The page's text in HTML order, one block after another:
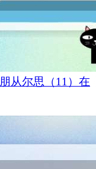
从尔思（11）在